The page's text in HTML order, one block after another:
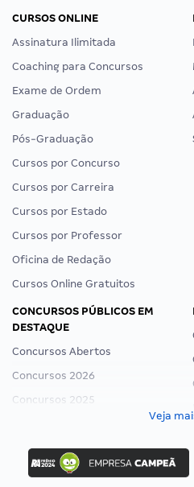
CURSOS ONLINE
Assinatura Ilimitada
Coaching para Concursos
Exame de Ordem
Graduação
Pós-Graduação
Cursos por Concurso
Cursos por Carreira
Cursos por Estado
Cursos por Professor
Oficina de Redação
Cursos Online Gratuitos
CONCURSOS PÚBLICOS EM
DESTAQUE
Concursos Abertos
Concursos 2026
Concursos 2025
Concurso Ibama
Concurso MPU
Veja